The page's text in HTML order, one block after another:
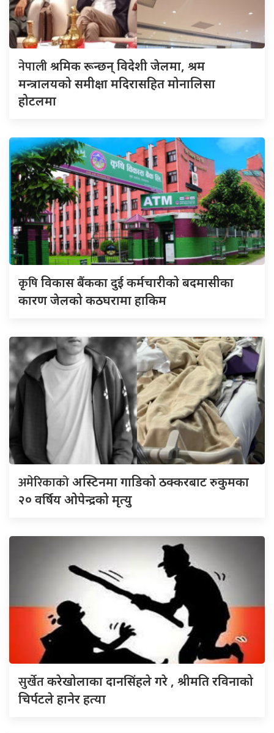
नेपालीश्रमिक रून्छन् विदेशी जेलमा, श्रम
मन्त्रालयको समीक्षा मदिरासहित मोनालिसा
होटलमा
कृषिविकास बैंकका दुई कर्मचारीकाे बदमासीका
कारण जेलको कठघरामा हाकिम
अमेरिकाकोअस्टिनमा गाडिको ठक्करबाट रुकुमका
२० वर्षिय ओपेन्द्रको मृत्यु
सुर्खेतकरेखोलाका दानसिंहले गरे , श्रीमति रविनाको
चिर्पटले हानेर हत्या